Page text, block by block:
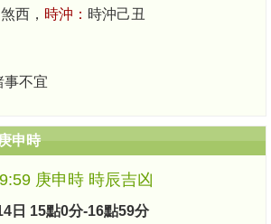
煞西， 時沖： 時沖己丑
事不宜
申時
庚申時 時辰吉凶
日 15點0分-16點59分